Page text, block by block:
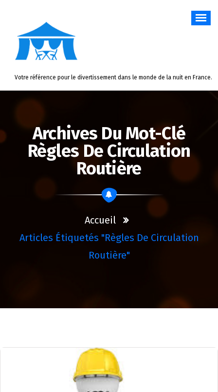
Votre référence pour le divertissement dans le monde de la nuit en France.
Archives Du Mot-Clé
Règles De Circulation
Routière
Accueil
Articles Étiquetés "règles De Circulation
Routière"